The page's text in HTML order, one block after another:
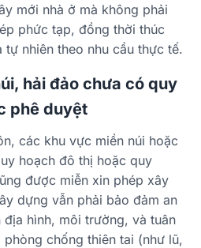
mới nhà ở mà không phải
phức tạp, đồng thời thúc
nhiên theo nhu cầu thực tế.
hải đảo chưa có quy
phê duyệt
các khu vực miền núi hoặc
hoạch đô thị hoặc quy
được miễn xin phép xây
dựng vẫn phải bảo đảm an
hình, môi trường, và tuân
chống thiên tai (như lũ,